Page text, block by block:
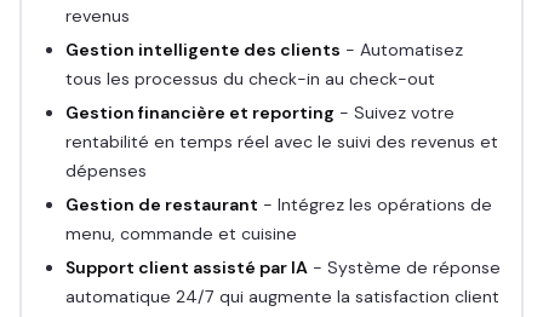
revenus
Gestion intelligente des clients - Automatisez
tous les processus du check-in au check-out
Gestion financière et reporting - Suivez votre
rentabilité en temps réel avec le suivi des revenus et
dépenses
Gestion de restaurant - Intégrez les opérations de
menu, commande et cuisine
Support client assisté par IA - Système de réponse
automatique 24/7 qui augmente la satisfaction client